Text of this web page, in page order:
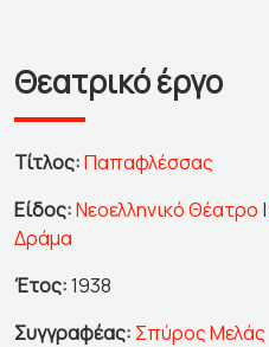
Θεατρικό έργο
Τίτλος:Παπαφλέσσας
Είδος:Νεοελληνικό Θέατρο |
Δράμα
Έτος:1938
Συγγραφέας: Σπύρος Μελάς